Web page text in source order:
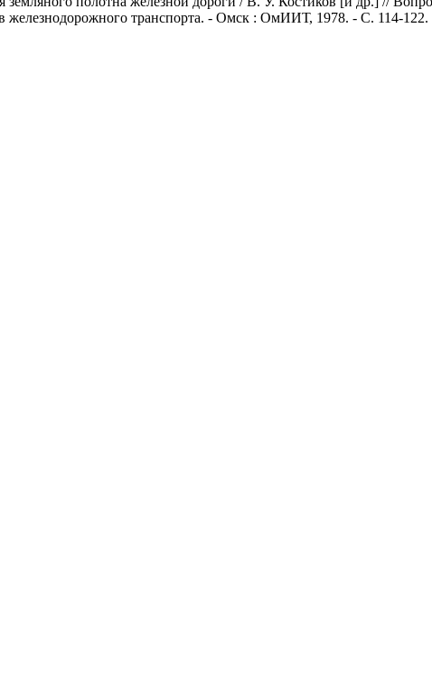
железнодорожного транспорта. - Омск : ОмИИТ, 1978. - С. 114-122.